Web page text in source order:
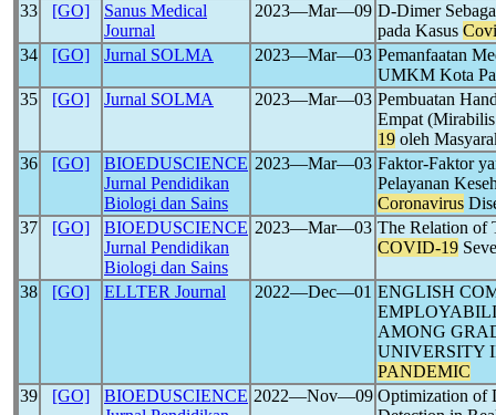
33
[GO]
Sanus Medical
Journal
2023―Mar―09 D-Dimer
pada Kasus
34
[GO] Jurnal SOLMA 2023―Mar―03 Pemanfaatan
UMKM Kota
35
[GO] Jurnal SOLMA 2023―Mar―03 Pembuatan
Empat
19 oleh
36
[GO]
BIOEDUSCIENCE
Jurnal Pendidikan
Biologi dan Sains
2023―Mar―03 Faktor-Faktor
Pelayanan
Coronavirus
37
[GO]
BIOEDUSCIENCE
Jurnal Pendidikan
Biologi dan Sains
2023―Mar―03 The Relation of
COVID-19
38 [GO] ELLTER Journal 2022―Dec―01 ENGLISH
AMONG
UNIVERSITY
PANDEMIC
39
[GO]
BIOEDUSCIENCE 2022―Nov―09 Optimization of